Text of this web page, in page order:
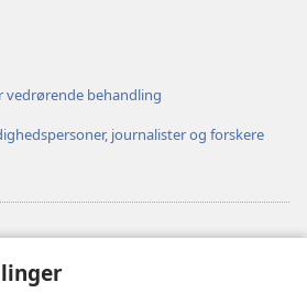
behandling
journalister og forskere
LIBRARY™